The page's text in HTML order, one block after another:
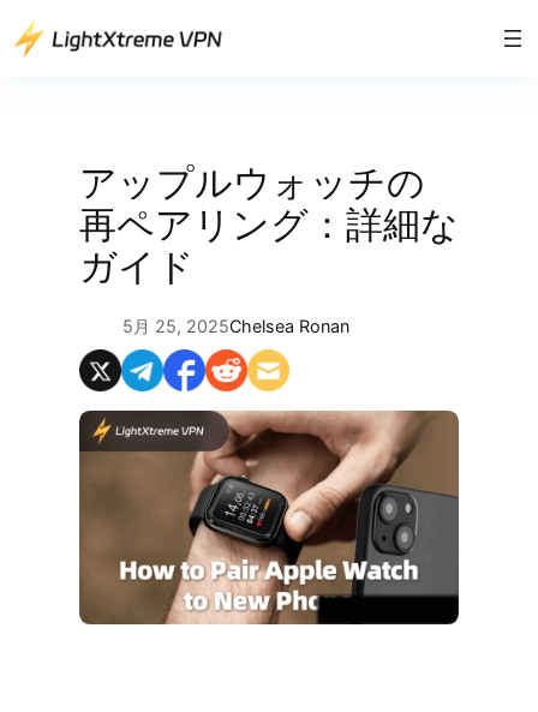
容
アップルウォッチの
再ペアリング：詳細な
ガイド
5月 25, 2025Chelsea Ronan